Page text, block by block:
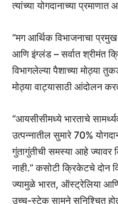
त्यांच्या योगदानाच्या प्रमाणात
“मग आर्थिक विभाजनाचा
आणि इंग्लंड – सर्वात श्रीमंत
विभागलेल्या पैशाच्या मोठ्या
मोठ्या वाट्यासाठी आंदोलन
“आयसीसीमध्ये भारताचे
उत्पन्नातील सुमारे 70%
गुंतागुंतीची समस्या आहे ज्यावर
नाही.” कसोटी क्रिकेटचे दोन
ज्यामुळे भारत, ऑस्ट्रेलिया
उच्च-स्टेक सामने सुनिश्चित